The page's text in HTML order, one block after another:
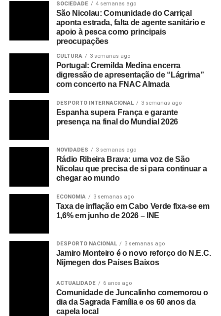
SOCIEDADE 4 semanas ago
São Nicolau: Comunidade do Carriçal
aponta estrada, falta de agente sanitário e
apoio à pesca como principais
preocupações
CULTURA 3 semanas ago
Portugal: Cremilda Medina encerra
digressão de apresentação de “Lágrima”
com concerto na FNAC Almada
DESPORTO INTERNACIONAL 3 semanas ago
Espanha supera França e garante
presença na final do Mundial 2026
NOVIDADES 3 semanas ago
Rádio Ribeira Brava: uma voz de São
Nicolau que precisa de si para continuar a
chegar ao mundo
ECONOMIA 3 semanas ago
Taxa de inflação em Cabo Verde fixa-se em
1,6% em junho de 2026 – INE
DESPORTO NACIONAL 3 semanas ago
Jamiro Monteiro é o novo reforço do N.E.C.
Nijmegen dos Países Baixos
ACTUALIDADE 6 anos ago
Comunidade de Juncalinho comemorou o
dia da Sagrada Família e os 60 anos da
capela local